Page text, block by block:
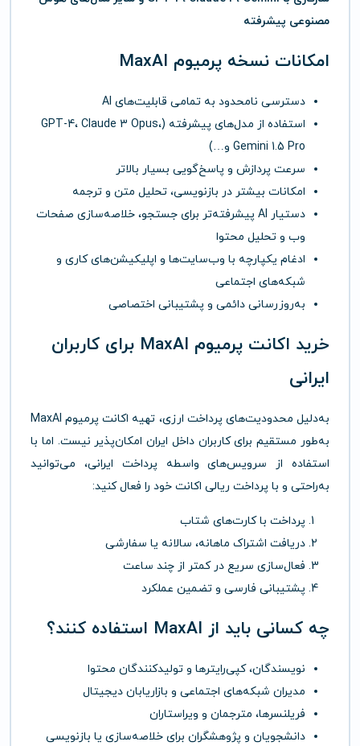
مصنوعی پیشرفته
امکانات نسخه پرمیوم MaxAI
دسترسی نامحدود به تمامی قابلیت‌های AI
استفاده از مدل‌های پیشرفته (GPT-4، Claude 3 Opus،
Gemini 1.5 Pro و…)
سرعت پردازش و پاسخ‌گویی بسیار بالاتر
امکانات بیشتر در بازنویسی، تحلیل متن و ترجمه
دستیار AI پیشرفته‌تر برای جستجو، خلاصه‌سازی صفحات
وب و تحلیل محتوا
ادغام یکپارچه با وب‌سایت‌ها و اپلیکیشن‌های کاری و
شبکه‌های اجتماعی
به‌روزرسانی دائمی و پشتیبانی اختصاصی
خرید اکانت پرمیوم MaxAI برای کاربران
ایرانی
به‌دلیل محدودیت‌های پرداخت ارزی، تهیه اکانت پرمیوم MaxAI
به‌طور مستقیم برای کاربران داخل ایران امکان‌پذیر نیست. اما با
استفاده از سرویس‌های واسطه پرداخت ایرانی، می‌توانید
به‌راحتی و با پرداخت ریالی اکانت خود را فعال کنید:
پرداخت با کارت‌های شتاب
دریافت اشتراک ماهانه، سالانه یا سفارشی
فعال‌سازی سریع در کمتر از چند ساعت
پشتیبانی فارسی و تضمین عملکرد
چه کسانی باید از MaxAI استفاده کنند؟
نویسندگان، کپی‌رایترها و تولیدکنندگان محتوا
مدیران شبکه‌های اجتماعی و بازاریابان دیجیتال
فریلنسرها، مترجمان و ویراستاران
دانشجویان و پژوهشگران برای خلاصه‌سازی یا بازنویسی